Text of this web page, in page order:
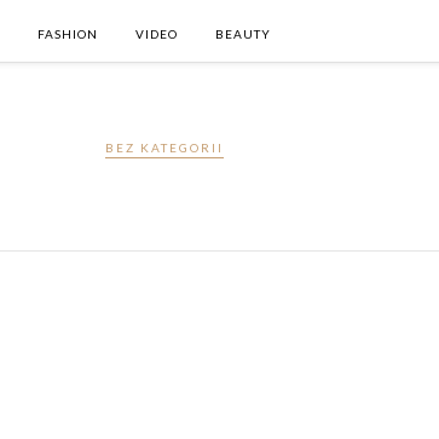
FASHION VIDEO BEAUTY
BEZ KATEGORII